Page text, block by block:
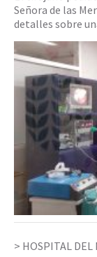
Señora de las
detalles sobre
HOSPITAL DEL